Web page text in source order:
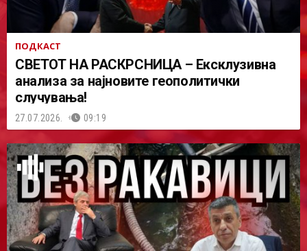
ПОДКАСТ
СВЕТОТ НА РАСКРСНИЦА – Ексклузивна
анализа за најновите геополитички
случувања!
27.07.2026. 09:19